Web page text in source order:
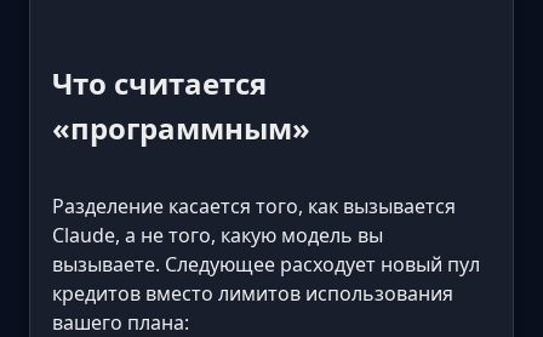
Что считается
«программным»
Разделение касается того, как вызывается
Claude, а не того, какую модель вы
вызываете. Следующее расходует новый пул
кредитов вместо лимитов использования
вашего плана: